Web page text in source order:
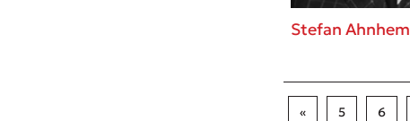
Stefan Ahnhem
« 5 6